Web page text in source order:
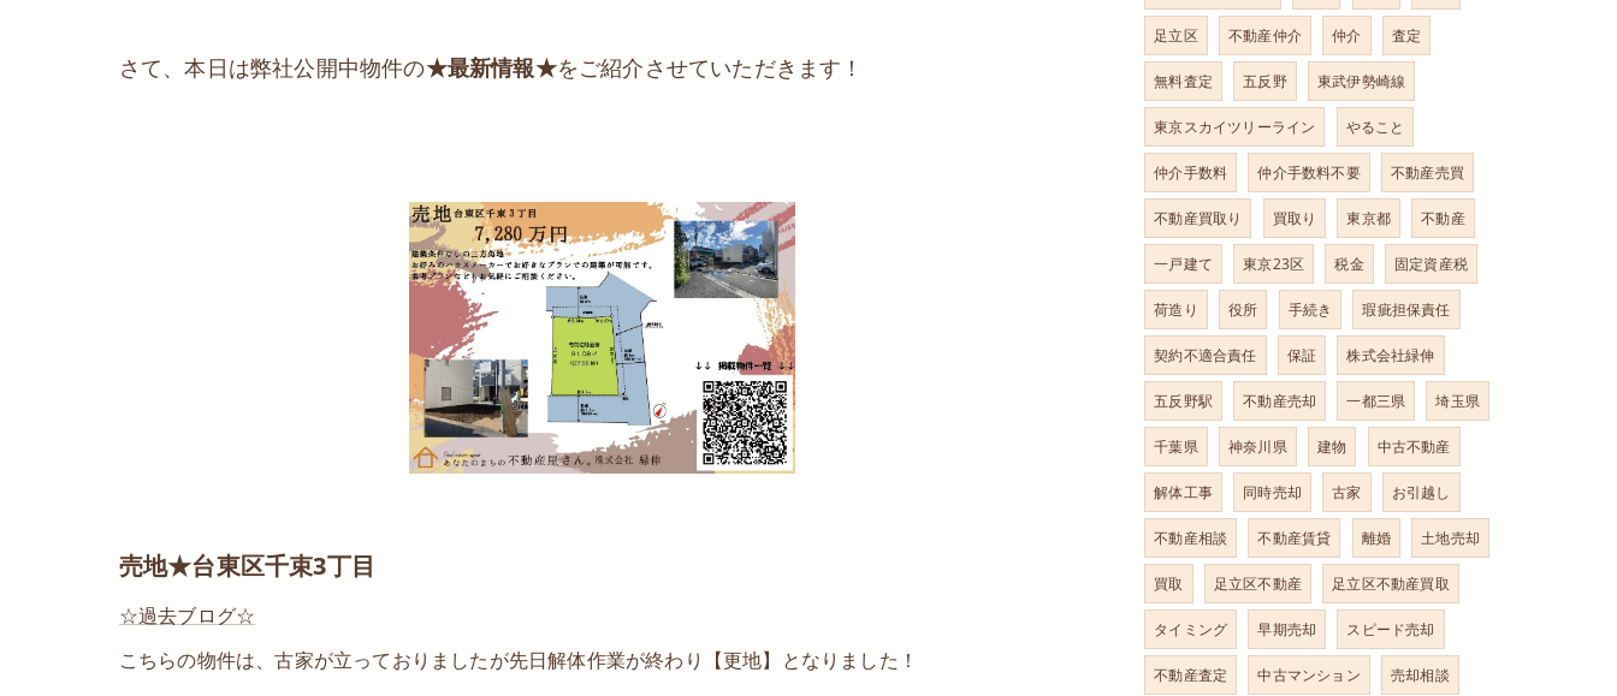
さて、本日は弊社公開中物件の★最新情報★をご紹介させていただきます！
売地★台東区千束3丁目
☆過去ブログ☆
こちらの物件は、古家が立っておりましたが先日解体作業が終わり【更地】となりました！
足立区 不動産仲介 仲介 査定
無料査定 五反野 東武伊勢崎線
東京スカイツリーライン やること
仲介手数料 仲介手数料不要 不動産売買
不動産買取り 買取り 東京都 不動産
一戸建て 東京23区 税金 固定資産税
荷造り 役所 手続き 瑕疵担保責任
契約不適合責任 保証 株式会社緑伸
五反野駅 不動産売却 一都三県 埼玉県
千葉県 神奈川県 建物 中古不動産
解体工事 同時売却 古家 お引越し
不動産相談 不動産賃貸 離婚 土地売却
買取 足立区不動産 足立区不動産買取
タイミング 早期売却 スピード売却
不動産査定 中古マンション 売却相談